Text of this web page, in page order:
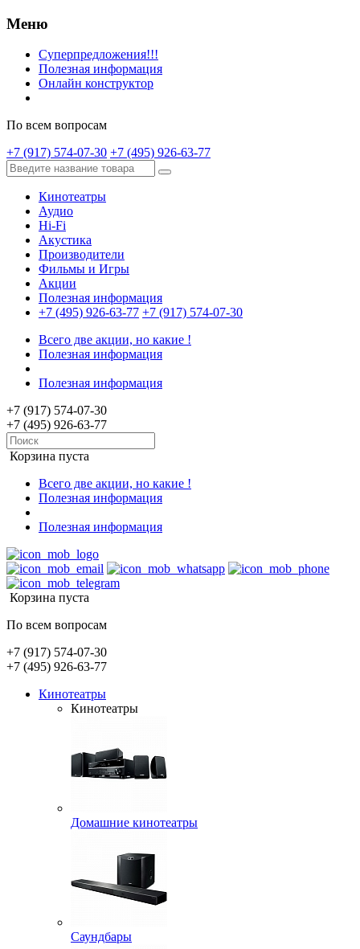
Меню
Суперпредложения!!!
Полезная информация
Онлайн конструктор
По всем вопросам
+7 (917) 574-07-30 +7 (495) 926-63-77
Кинотеатры
Аудио
Hi-Fi
Акустика
Производители
Фильмы и Игры
Акции
Полезная информация
+7 (495) 926-63-77 +7 (917) 574-07-30
Всего две акции, но какие !
Полезная информация
Полезная информация
+7 (917) 574-07-30
+7 (495) 926-63-77
Корзина пуста
Всего две акции, но какие !
Полезная информация
Полезная информация
Корзина пуста
По всем вопросам
+7 (917) 574-07-30
+7 (495) 926-63-77
Кинотеатры
Кинотеатры
Домашние кинотеатры
Саундбары